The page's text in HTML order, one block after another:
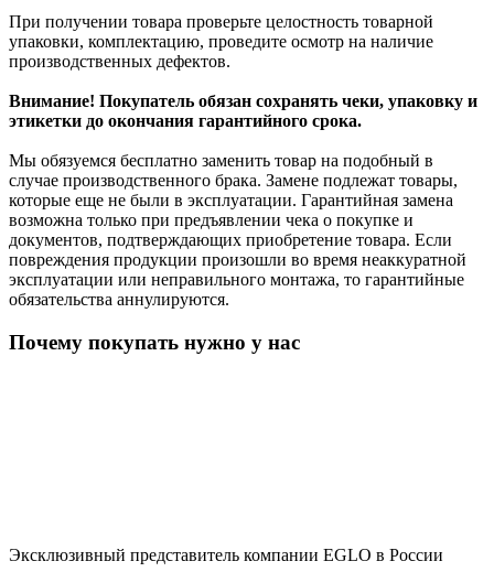
При получении товара проверьте целостность товарной
упаковки, комплектацию, проведите осмотр на наличие
производственных дефектов.
Внимание! Покупатель обязан сохранять чеки, упаковку и
этикетки до окончания гарантийного срока.
Мы обязуемся бесплатно заменить товар на подобный в
случае производственного брака. Замене подлежат товары,
которые еще не были в эксплуатации. Гарантийная замена
возможна только при предъявлении чека о покупке и
документов, подтверждающих приобретение товара. Если
повреждения продукции произошли во время неаккуратной
эксплуатации или неправильного монтажа, то гарантийные
обязательства аннулируются.
Почему покупать нужно у нас
Эксклюзивный представитель компании EGLO в России